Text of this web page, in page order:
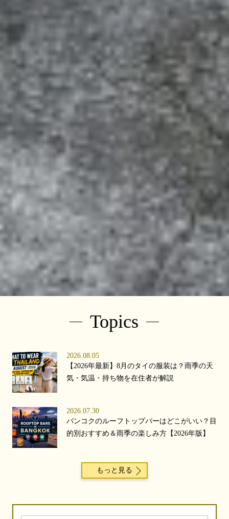
Topics
2026.08.05
【2026年最新】8月のタイの服装は？雨季の天
気・気温・持ち物を在住者が解説
2026.07.30
バンコクのルーフトップバーはどこがいい？目
的別おすすめ＆雨季の楽しみ方【2026年版】
もっと見る